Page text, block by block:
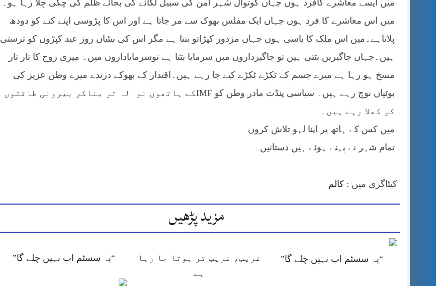
میں ایسے معاشرے کافرد ہوں جہاں کوتوال شہر امن کی سبیل لگانے کی بجائے ظلم کی چکی چلا رہا ہو۔
میں اس معاشرے کا فرد ہوں جہاں ایک مفلس بھوک سے مر جاتا ہے اور اس کا پڑوسی اپنے کتے کو دودھ
پلاتاہے۔میں اس ملک کا باسی ہوں جہاں مزدور کپڑاتو بنتا ہے مگر اس کی بیٹیاں روز عید کپڑوں کو ترستی
ہیں۔جہاں جاگیریں بٹتی ہیں تو جاگیرداروں میں سرمایا بٹتا ہے توسرمایاداروں میں۔ میری روح کا تار تار
مسخ ہو رہا ہے میرے جسم کے ٹکڑے ٹکڑے کیے جا رہے ہیں۔اقتدار کے بھوکے درندے میرے وطن عزیز کی
بوٹیاں نوچ رہے ہیں۔ سیاسی پنڈت مادر وطن کو IMFکے ہاتھوں نوالہ تر بناکر بیرونی طاقتوں
کو کھلا رہے ہیں۔
میں کس کے ہاتھ پر اپنا لہو تلاش کروں
تمام شہر نے پہنے ہوئے ہیں دستانیں
کیٹاگری میں : کالم
مزید پڑھیں
“یہ سسٹم اب نہیں چلے گا”
غریب، غریب تر ہوتا جا رہا
ہے
“یہ سسٹم اب نہیں چلے گا”